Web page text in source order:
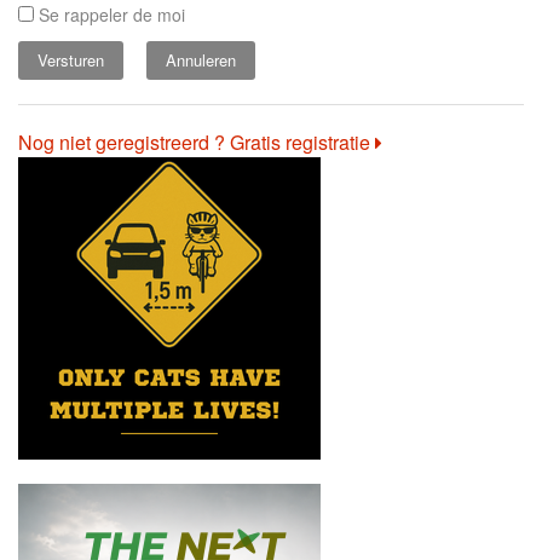
Se rappeler de moi
Annuleren
Nog niet geregistreerd ? Gratis registratie